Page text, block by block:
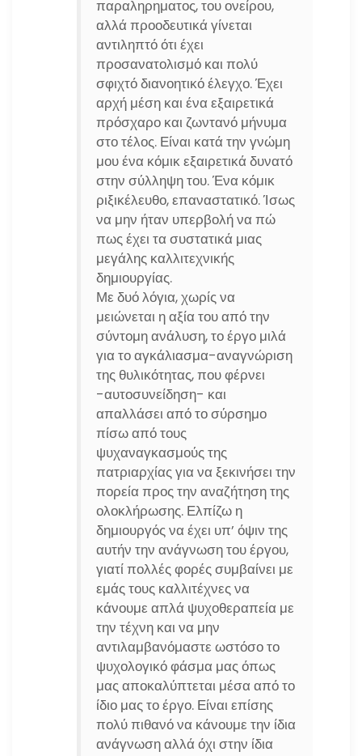
παραληρηματος, του ονείρου,
αλλά προοδευτικά γίνεται
αντιληπτό ότι έχει
προσανατολισμό και πολύ
σφιχτό διανοητικό έλεγχο. Έχει
αρχή μέση και ένα εξαιρετικά
πρόσχαρο και ζωντανό μήνυμα
στο τέλος. Είναι κατά την γνώμη
μου ένα κόμικ εξαιρετικά δυνατό
στην σύλληψη του. Ένα κόμικ
ριξικέλευθο, επαναστατικό. Ίσως
να μην ήταν υπερβολή να πώ
πως έχει τα συστατικά μιας
μεγάλης καλλιτεχνικής
δημιουργίας.
Με δυό λόγια, χωρίς να
μειώνεται η αξία του από την
σύντομη ανάλυση, το έργο μιλά
για το αγκάλιασμα-αναγνώριση
της θυλικότητας, που φέρνει
-αυτοσυνείδηση- και
απαλλάσει από το σύρσημο
πίσω από τους
ψυχαναγκασμούς της
πατριαρχίας για να ξεκινήσει την
πορεία προς την αναζήτηση της
ολοκλήρωσης. Ελπίζω η
δημιουργός να έχει υπ’ όψιν της
αυτήν την ανάγνωση του έργου,
γιατί πολλές φορές συμβαίνει με
εμάς τους καλλιτέχνες να
κάνουμε απλά ψυχοθεραπεία με
την τέχνη και να μην
αντιλαμβανόμαστε ωστόσο το
ψυχολογικό φάσμα μας όπως
μας αποκαλύπτεται μέσα από το
ίδιο μας το έργο. Είναι επίσης
πολύ πιθανό να κάνουμε την ίδια
ανάγνωση αλλά όχι στην ίδια